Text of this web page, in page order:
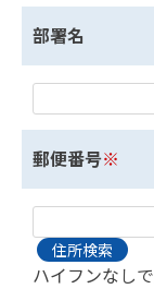
部署名
郵便番号※
ハイフンなし